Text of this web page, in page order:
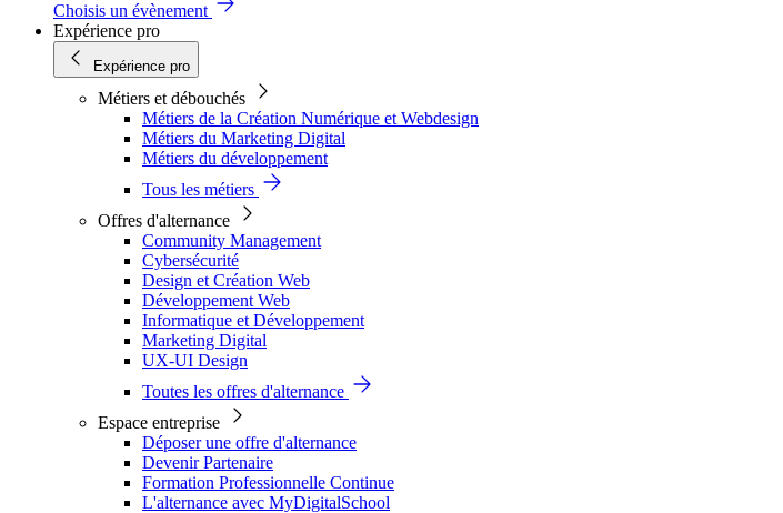
Choisis un évènement
Expérience pro
Expérience pro
Métiers et débouchés
Métiers de la Création Numérique et Webdesign
Métiers du Marketing Digital
Métiers du développement
Tous les métiers
Offres d'alternance
Community Management
Cybersécurité
Design et Création Web
Développement Web
Informatique et Développement
Marketing Digital
UX-UI Design
Toutes les offres d'alternance
Espace entreprise
Déposer une offre d'alternance
Devenir Partenaire
Formation Professionnelle Continue
L'alternance avec MyDigitalSchool